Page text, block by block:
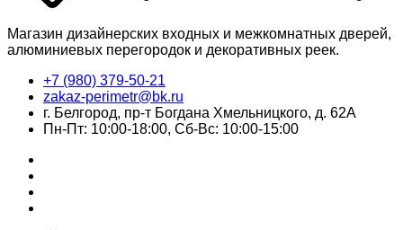
Магазин дизайнерских входных и межкомнатных дверей,
алюминиевых перегородок и декоративных реек.
+7 (980) 379-50-21
zakaz-perimetr@bk.ru
г. Белгород, пр-т Богдана Хмельницкого, д. 62А
Пн-Пт: 10:00-18:00, Сб-Вс: 10:00-15:00